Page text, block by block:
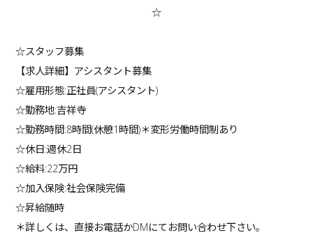
☆
☆スタッフ募集
【求人詳細】アシスタント募集
☆雇用形態:正社員(アシスタント)
☆勤務地:吉祥寺
☆勤務時間:8時間(休憩1時間)＊変形労働時間制あり
☆休日:週休2日
☆給料:22万円
☆加入保険:社会保険完備
☆昇給随時
＊詳しくは、直接お電話かDMにてお問い合わせ下さい。